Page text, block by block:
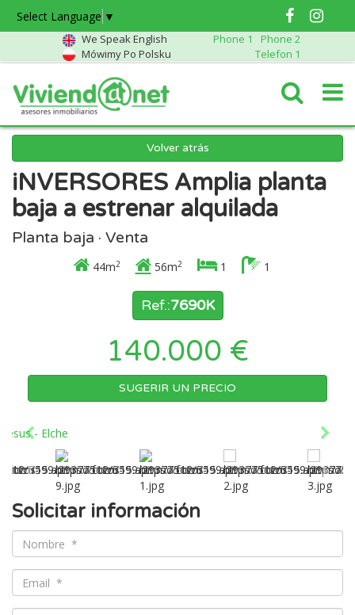
Select Language ▼
We Speak English Phone 1
Phone 2
Mówimy Po Polsku
Telefon 1
Volver atrás
iNVERSORES Amplia planta
baja a estrenar alquilada
Planta baja · Venta
44m2 56m2 1 1
Ref.:7690K
140.000 €
SUGERIR UN PRECIO
Solicitar información